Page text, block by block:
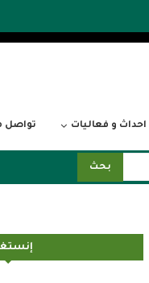
احداث و فعاليات تواصل
بحث